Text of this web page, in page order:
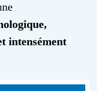
intensément